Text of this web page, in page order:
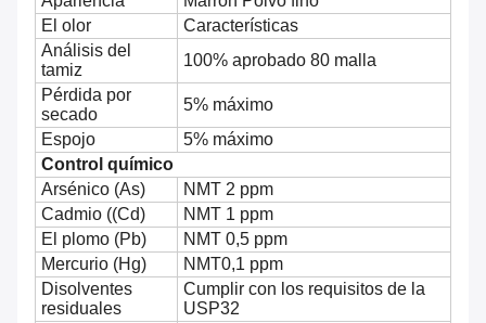
El olor
Características
Análisis del
tamiz
100% aprobado 80 malla
Pérdida por
secado
5% máximo
Espojo
5% máximo
Control químico
Arsénico (As)
NMT 2 ppm
Cadmio ((Cd)
NMT 1 ppm
El plomo (Pb)
NMT 0,5 ppm
Mercurio (Hg)
NMT0,1 ppm
Disolventes
residuales
Cumplir con los requisitos de la
USP32